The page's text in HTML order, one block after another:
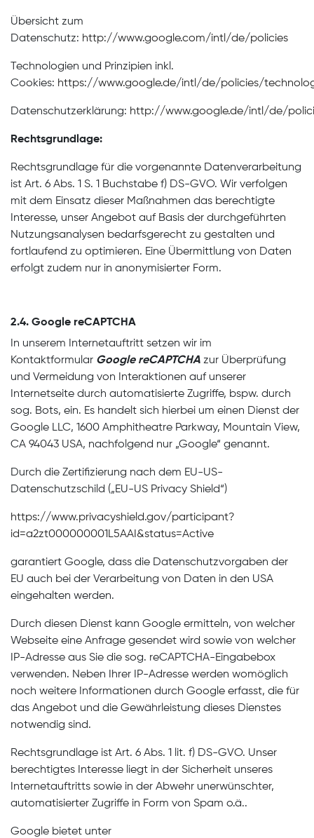
Übersicht zum
Datenschutz: http://www.google.com/intl/de/policies
Technologien und Prinzipien inkl.
Cookies: https://www.google.de/intl/de/policies/
Datenschutzerklärung: http://www.google.de/intl/de/
Rechtsgrundlage:
Rechtsgrundlage für die vorgenannte Datenverarbeitung
ist Art. 6 Abs. 1 S. 1 Buchstabe f) DS-GVO. Wir verfolgen
mit dem Einsatz dieser Maßnahmen das berechtigte
Interesse, unser Angebot auf Basis der durchgeführten
Nutzungsanalysen bedarfsgerecht zu gestalten und
fortlaufend zu optimieren. Eine Übermittlung von Daten
erfolgt zudem nur in anonymisierter Form.
2.4. Google reCAPTCHA
In unserem Internetauftritt setzen wir im
Kontaktformular Google reCAPTCHA zur Überprüfung
und Vermeidung von Interaktionen auf unserer
Internetseite durch automatisierte Zugriffe, bspw. durch
sog. Bots, ein. Es handelt sich hierbei um einen Dienst der
Google LLC, 1600 Amphitheatre Parkway, Mountain View,
CA 94043 USA, nachfolgend nur „Google“ genannt.
Durch die Zertifizierung nach dem EU-US-
Datenschutzschild („EU-US Privacy Shield“)
https://www.privacyshield.gov/participant?
id=a2zt000000001L5AAI&status=Active
garantiert Google, dass die Datenschutzvorgaben der
EU auch bei der Verarbeitung von Daten in den USA
eingehalten werden.
Durch diesen Dienst kann Google ermitteln, von welcher
Webseite eine Anfrage gesendet wird sowie von welcher
IP-Adresse aus Sie die sog. reCAPTCHA-Eingabebox
verwenden. Neben Ihrer IP-Adresse werden womöglich
noch weitere Informationen durch Google erfasst, die für
das Angebot und die Gewährleistung dieses Dienstes
notwendig sind.
Rechtsgrundlage ist Art. 6 Abs. 1 lit. f) DS-GVO. Unser
berechtigtes Interesse liegt in der Sicherheit unseres
Internetauftritts sowie in der Abwehr unerwünschter,
automatisierter Zugriffe in Form von Spam o.ä..
Google bietet unter